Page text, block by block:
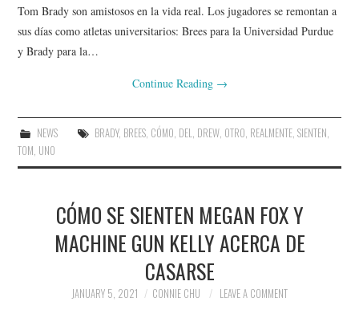
Tom Brady son amistosos en la vida real. Los jugadores se remontan a
sus días como atletas universitarios: Brees para la Universidad Purdue
y Brady para la…
Continue Reading →
NEWS BRADY, BREES, CÓMO, DEL, DREW, OTRO, REALMENTE, SIENTEN,
TOM, UNO
CÓMO SE SIENTEN MEGAN FOX Y
MACHINE GUN KELLY ACERCA DE
CASARSE
JANUARY 5, 2021 CONNIE CHU LEAVE A COMMENT